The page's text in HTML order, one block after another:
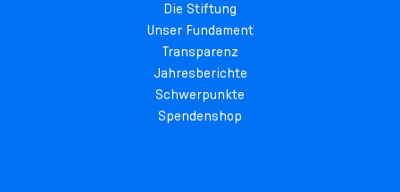
Die Stiftung
Unser Fundament
Transparenz
Jahresberichte
Schwerpunkte
Spendenshop